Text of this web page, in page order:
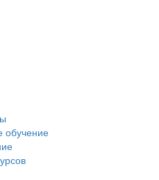
обучение